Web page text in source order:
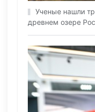
Ученые нашли
древнем озере